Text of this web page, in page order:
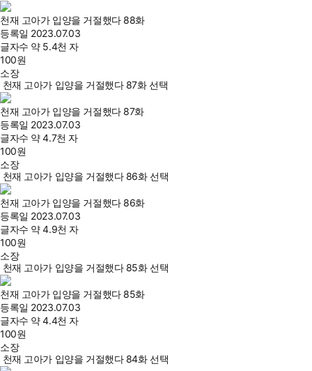
천재 고아가 입양을 거절했다 88화
등록일 2023.07.03
글자수 약 5.4천 자
100원
소장
천재 고아가 입양을 거절했다 87화 선택
천재 고아가 입양을 거절했다 87화
등록일 2023.07.03
글자수 약 4.7천 자
100원
소장
천재 고아가 입양을 거절했다 86화 선택
천재 고아가 입양을 거절했다 86화
등록일 2023.07.03
글자수 약 4.9천 자
100원
소장
천재 고아가 입양을 거절했다 85화 선택
천재 고아가 입양을 거절했다 85화
등록일 2023.07.03
글자수 약 4.4천 자
100원
소장
천재 고아가 입양을 거절했다 84화 선택